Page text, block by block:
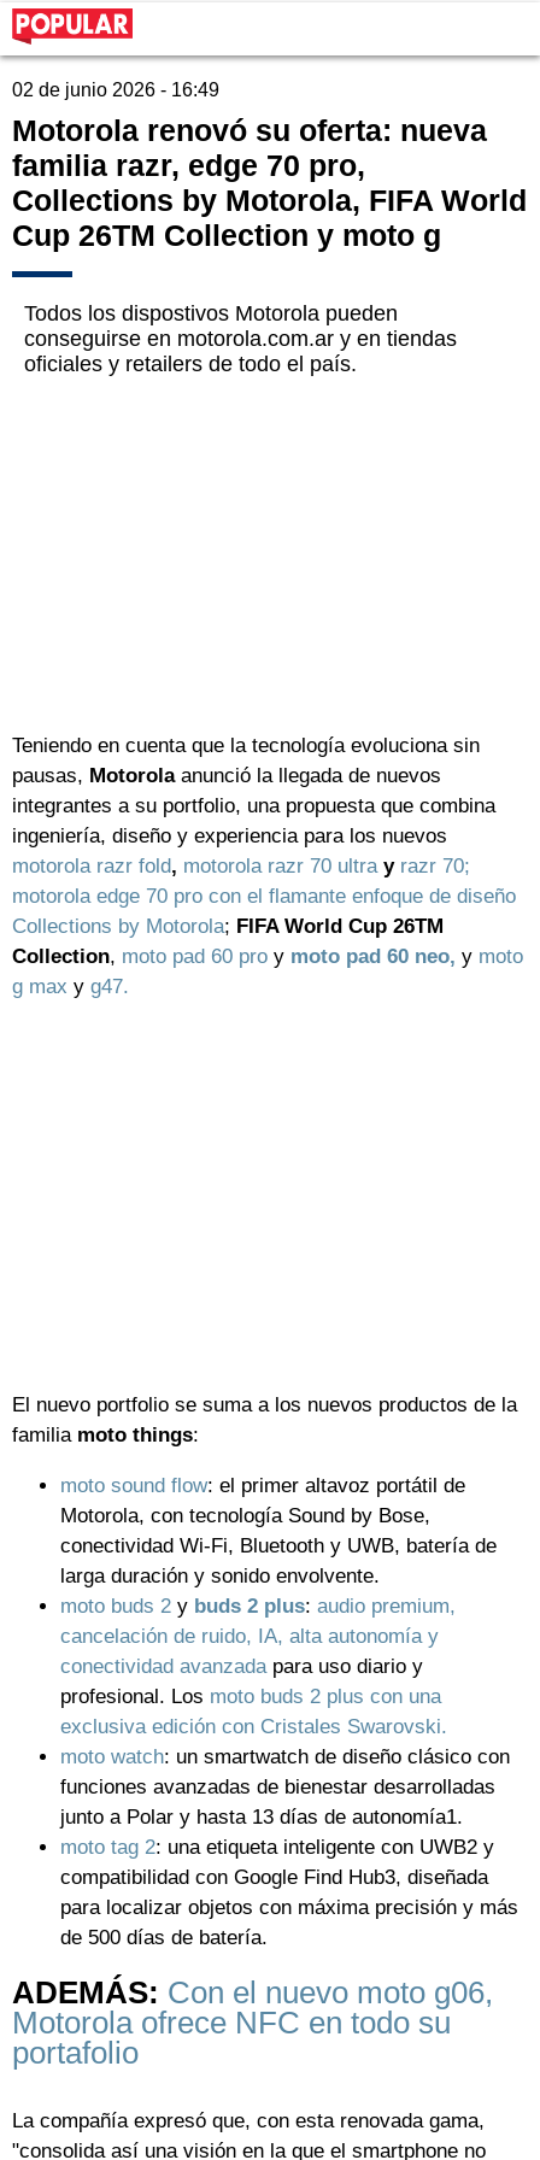
02 de junio 2026 - 16:49
Motorola renovó su oferta: nueva
familia razr, edge 70 pro,
Collections by Motorola, FIFA World
Cup 26TM Collection y moto g
Todos los dispostivos Motorola pueden
conseguirse en motorola.com.ar y en tiendas
oficiales y retailers de todo el país.
Teniendo en cuenta que la tecnología evoluciona sin
pausas, Motorolaanunció la llegada de nuevos
integrantes a su portfolio, una propuesta que combina
ingeniería, diseño y experiencia para los nuevos
motorola razr fold, motorola razr 70 ultra yrazr 70;
motorola edge 70 pro con el flamante enfoque de diseño
Collections by Motorola; FIFA World Cup 26TM
Collection, moto pad 60 pro y moto pad 60 neo, y moto
g max y g47.
El nuevo portfolio se suma a los nuevos productos de la
familia moto things:
moto sound flow: el primer altavoz portátil de
Motorola, con tecnología Sound by Bose,
conectividad Wi-Fi, Bluetooth y UWB, batería de
larga duración y sonido envolvente.
moto buds 2 y buds 2 plus: audio premium,
cancelación de ruido, IA, alta autonomía y
conectividad avanzada para uso diario y
profesional. Los moto buds 2 plus con una
exclusiva edición con Cristales Swarovski.
moto watch: un smartwatch de diseño clásico con
funciones avanzadas de bienestar desarrolladas
junto a Polar y hasta 13 días de autonomía1.
moto tag 2: una etiqueta inteligente con UWB2 y
compatibilidad con Google Find Hub3, diseñada
para localizar objetos con máxima precisión y más
de 500 días de batería.
ADEMÁS: Con el nuevo moto g06,
Motorola ofrece NFC en todo su
portafolio
La compañía expresó que, con esta renovada gama,
"consolida así una visión en la que el smartphone no